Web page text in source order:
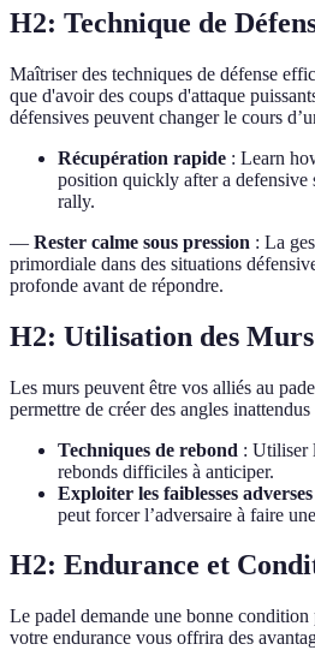
H2: Technique de
Maîtriser des techniques de défense
que d'avoir des coups d'attaque
défensives peuvent changer le cours
Récupération rapide : Learn
position quickly after a defensive
rally.
— Rester calme sous pression : La
primordiale dans des situations
profonde avant de répondre.
H2: Utilisation des Murs
Les murs peuvent être vos alliés au
permettre de créer des angles inattendus
Techniques de rebond : Utiliser
rebonds difficiles à anticiper.
Exploiter les faiblesses adverses
peut forcer l’adversaire à faire
H2: Endurance et
Le padel demande une bonne
votre endurance vous offrira des